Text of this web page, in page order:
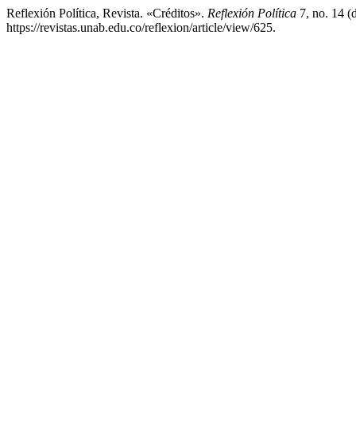
Reflexión Política, Revista. «Créditos». Reflexión Política 7, no. 14
https://revistas.unab.edu.co/reflexion/article/view/625.